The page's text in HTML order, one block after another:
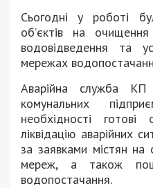
Сьогодні у роботі
об’єктів на
водовідведення та
мережах
Аварійна служба КП
комунальних
необхідності
ліквідацію аварійних
за заявками містян на
мереж, а також
водопостачання.